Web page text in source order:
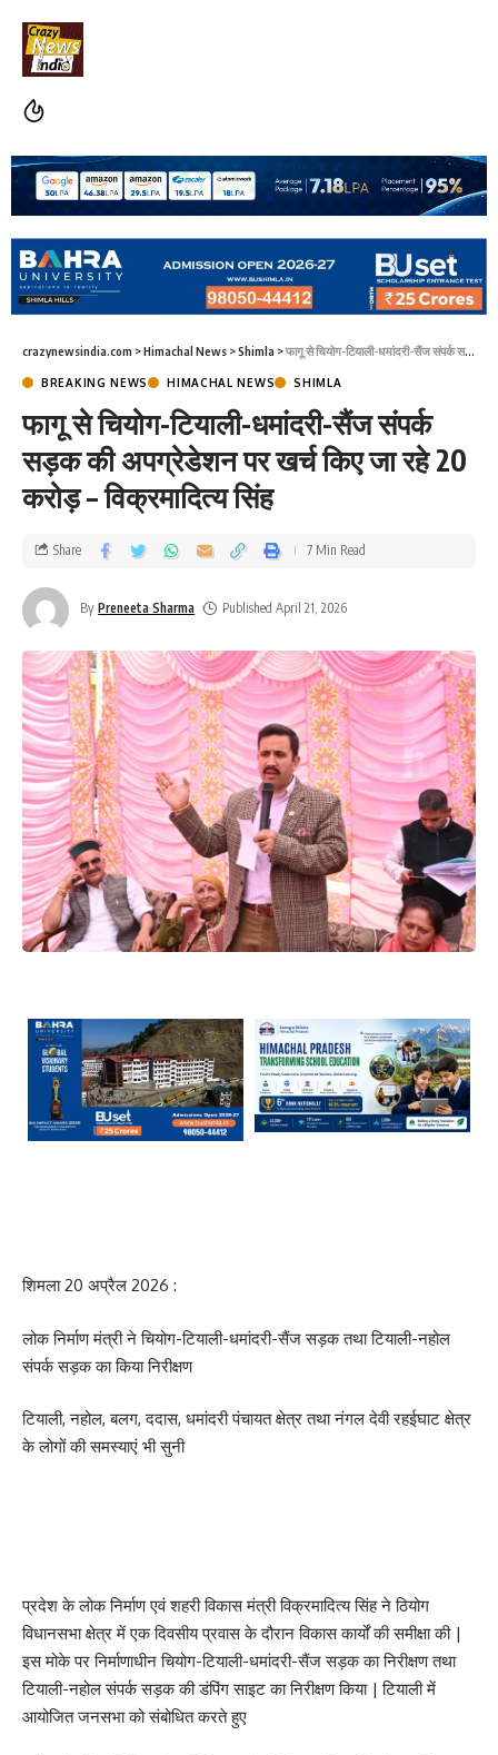
crazynewsindia.com >Himachal News >Shimla >फागू से चियोग-टियाली-धमांदरी-सैंज संपर्क सड़क की अपग्रेडेशन पर खर्च किए जा रहे 20 करोड़ – विक्रमादित्य सिंह
BREAKING NEWS HIMACHAL NEWS SHIMLA
फागू से चियोग-टियाली-धमांदरी-सैंज संपर्क
सड़क की अपग्रेडेशन पर खर्च किए जा रहे 20
करोड़ – विक्रमादित्य सिंह
By Preneeta Sharma Published April 21, 2026
Share 7 Min Read
शिमला 20 अप्रैल 2026 :
लोक निर्माण मंत्री ने चियोग-टियाली-धमांदरी-सैंज सड़क तथा टियाली-नहोल
संपर्क सड़क का किया निरीक्षण
टियाली, नहोल, बलग, ददास, धमांदरी पंचायत क्षेत्र तथा नंगल देवी रहईघाट क्षेत्र
के लोगों की समस्याएं भी सुनी
प्रदेश के लोक निर्माण एवं शहरी विकास मंत्री विक्रमादित्य सिंह ने ठियोग
विधानसभा क्षेत्र में एक दिवसीय प्रवास के दौरान विकास कार्यों की समीक्षा की |
इस मोके पर निर्माणाधीन चियोग-टियाली-धमांदरी-सैंज सड़क का निरीक्षण तथा
टियाली-नहोल संपर्क सड़क की डंपिंग साइट का निरीक्षण किया | टियाली में
आयोजित जनसभा को संबोधित करते हुए